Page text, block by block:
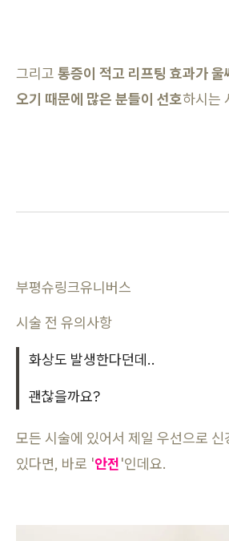
그리고 통증이 적고 리프팅 효과가
오기 때문에 많은 분들이 선호하시는
부평슈링크유니버스
시술 전 유의사항
화상도 발생한다던데..
괜찮을까요?
모든 시술에 있어서 제일 우선으로 신
있다면, 바로 '안전'인데요.